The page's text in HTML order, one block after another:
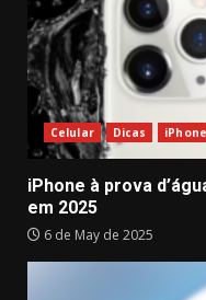
Celular Dicas iPhone
iPhone à prova
em 2025
6 de May de 2025